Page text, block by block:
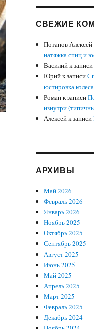
СВЕЖИЕ
Потапов
натяжка спиц и
Василийк
Юрийк записи
юстировка колеса
Романк записи
изнутри
Алексейк записи
АРХИВЫ
Май 2026
Февраль 2026
Январь 2026
Ноябрь 2025
Октябрь 2025
Сентябрь 2025
Август 2025
Июнь 2025
Май 2025
Апрель 2025
Март 2025
Февраль 2025
Декабрь 2024